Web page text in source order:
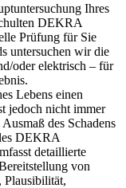
Ihres
DEKRA
Prüfung für Sie
untersuchen wir die
oder elektrisch – für
Lebens einen
jedoch nicht immer
des Schadens
DEKRA
detaillierte
von
Plausibilität,